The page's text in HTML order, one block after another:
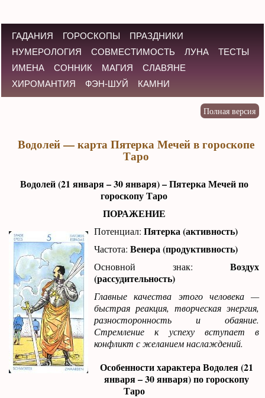
ГАДАНИЯ ГОРОСКОПЫ
ПРАЗДНИКИ
НУМЕРОЛОГИЯ
СОВМЕСТИМОСТЬ ЛУНА
ТЕСТЫ
ИМЕНА
СОННИК МАГИЯ
СЛАВЯНЕ
ХИРОМАНТИЯ
ФЭН-ШУЙ КАМНИ
Водолей — карта Пятерка Мечей в гороскопе
Таро
Водолей (21 января – 30 января) – Пятерка Мечей по
гороскопу Таро
ПОРАЖЕНИЕ
Потенциал:Пятерка (активность)
Частота:Венера (продуктивность)
Основной знак: Воздух
(рассудительность)
Главные качества этого человека —
быстрая реакция, творческая энергия,
разносторонность и обаяние.
Стремление к успеху вступает в
конфликт с желанием наслаждений.
Особенности характера Водолея (21
января – 30 января) по гороскопу
Таро